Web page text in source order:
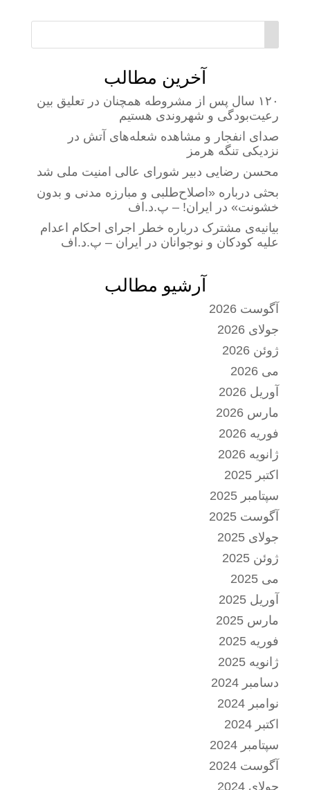
آخرین مطالب
۱۲۰ سال پس از مشروطه همچنان در تعلیق بین
رعیت‌بودگی و شهروندی هستیم
صدای انفجار و مشاهده شعله‌های آتش در
نزدیکی تنگه هرمز
محسن رضایی دبیر شورای عالی امنیت ملی شد
بحثی درباره «اصلاح‌طلبی و مبارزه مدنی و بدون
خشونت» در ایران! – پ.د.اف
بیانیه‌ی مشترک درباره خطر اجرای احکام اعدام
علیه کودکان و نوجوانان در ایران – پ.د.اف
آرشیو مطالب
آگوست 2026
جولای 2026
ژوئن 2026
می 2026
آوریل 2026
مارس 2026
فوریه 2026
ژانویه 2026
اکتبر 2025
سپتامبر 2025
آگوست 2025
جولای 2025
ژوئن 2025
می 2025
آوریل 2025
مارس 2025
فوریه 2025
ژانویه 2025
دسامبر 2024
نوامبر 2024
اکتبر 2024
سپتامبر 2024
آگوست 2024
جولای 2024